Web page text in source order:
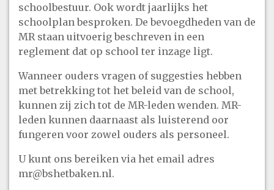
schoolbestuur. Ook wordt jaarlijks het
schoolplan besproken. De bevoegdheden van de
MR staan uitvoerig beschreven in een
reglement dat op school ter inzage ligt.
Wanneer ouders vragen of suggesties hebben
met betrekking tot het beleid van de school,
kunnen zij zich tot de MR-leden wenden. MR-
leden kunnen daarnaast als luisterend oor
fungeren voor zowel ouders als personeel.
U kunt ons bereiken via het email adres
mr@bshetbaken.nl.